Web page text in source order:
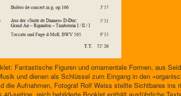
Fantastische Figuren und ornamentale Formen, aus
und dienen als Schlüssel zum Eingang in den
die Aufnahmen, Fotograf Rolf Weiss stellte Sichtbares